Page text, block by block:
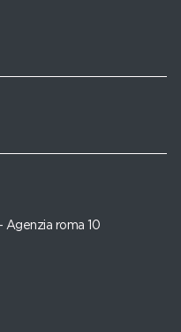
Agenzia roma 10